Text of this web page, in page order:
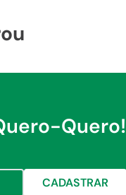
Quero!
CADASTRAR